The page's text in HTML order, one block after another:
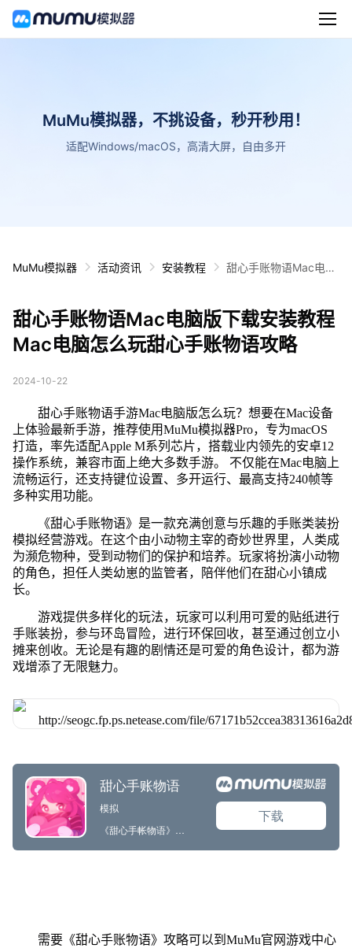
MuMu模拟器，不挑设备，秒开秒用！
适配Windows/macOS，高清大屏，自由多开
MuMu模拟器 活动资讯 安装教程
甜心手账物语Mac电脑
攻略
甜心手账物语Mac电脑版下载安装教程
Mac电脑怎么玩甜心手账物语攻略
2024-10-22
甜心手账物语手游Mac电脑版怎么玩？想要在Mac设备
上体验最新手游，推荐使用MuMu模拟器Pro，专为macOS
打造，率先适配Apple M系列芯片，搭载业内领先的安卓12
操作系统，兼容市面上绝大多数手游。 不仅能在Mac电脑上
流畅运行，还支持键位设置、多开运行、最高支持240帧等
多种实用功能。
《甜心手账物语》是一款充满创意与乐趣的手账类装扮
模拟经营游戏。在这个由小动物主宰的奇妙世界里，人类成
为濒危物种，受到动物们的保护和培养。玩家将扮演小动物
的角色，担任人类幼崽的监管者，陪伴他们在甜心小镇成
长。
游戏提供多样化的玩法，玩家可以利用可爱的贴纸进行
手账装扮，参与环岛冒险，进行环保回收，甚至通过创立小
摊来创收。无论是有趣的剧情还是可爱的角色设计，都为游
戏增添了无限魅力。
需要《甜心手账物语》攻略可以到MuMu官网游戏中心